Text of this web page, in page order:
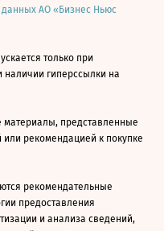
АО «Бизнес Ньюс
только при
наличии гиперссылки на
материалы, представленные
рекомендацией к покупке
рекомендательные
предоставления
и анализа сведений,